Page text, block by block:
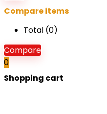
Compare items
Total (0)
Compare
0
Shopping cart